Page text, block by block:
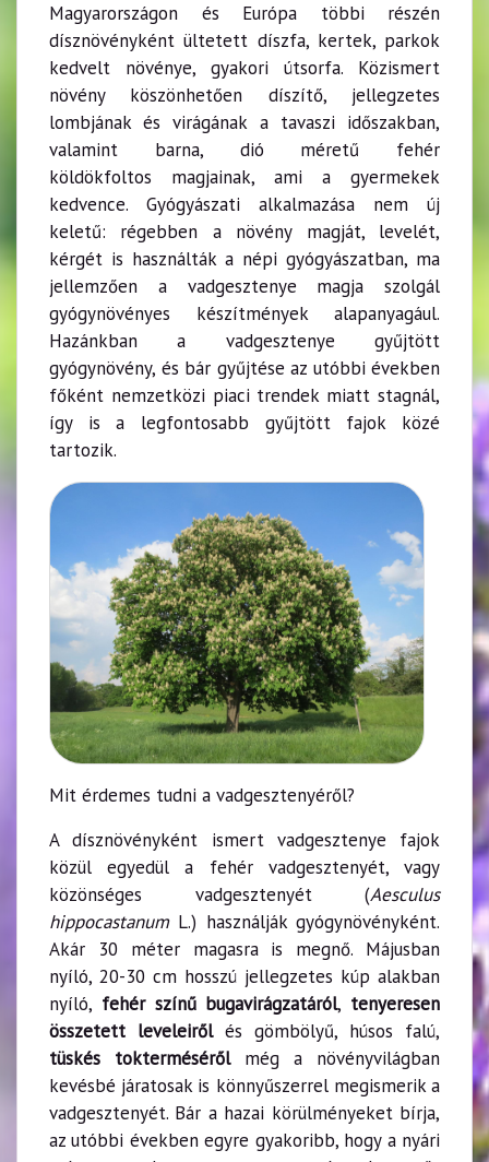
Magyarországon és Európa többi részén
dísznövényként ültetett díszfa, kertek, parkok
kedvelt növénye, gyakori útsorfa. Közismert
növény köszönhetően díszítő, jellegzetes
lombjának és virágának a tavaszi időszakban,
valamint barna, dió méretű fehér
köldökfoltos magjainak, ami a gyermekek
kedvence. Gyógyászati alkalmazása nem új
keletű: régebben a növény magját, levelét,
kérgét is használták a népi gyógyászatban, ma
jellemzően a vadgesztenye magja szolgál
gyógynövényes készítmények alapanyagául.
Hazánkban a vadgesztenye gyűjtött
gyógynövény, és bár gyűjtése az utóbbi években
főként nemzetközi piaci trendek miatt stagnál,
így is a legfontosabb gyűjtött fajok közé
tartozik.
Mit érdemes tudni a vadgesztenyéről?
A dísznövényként ismert vadgesztenye fajok
közül egyedül a fehér vadgesztenyét, vagy
közönséges vadgesztenyét (Aesculus
hippocastanum L.) használják gyógynövényként.
Akár 30 méter magasra is megnő. Májusban
nyíló, 20-30 cm hosszú jellegzetes kúp alakban
nyíló, fehér színű bugavirágzatáról, tenyeresen
összetett leveleirőlés gömbölyű, húsos falú,
tüskés toktermésérőlmég a növényvilágban
kevésbé járatosak is könnyűszerrel megismerik a
vadgesztenyét. Bár a hazai körülményeket bírja,
az utóbbi években egyre gyakoribb, hogy a nyári